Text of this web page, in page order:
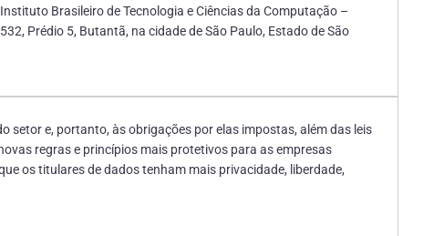
Brasileiro de Tecnologia e Ciências da Computação –
Prédio 5, Butantã, na cidade de São Paulo, Estado de São
setor e, portanto, às obrigações por elas impostas, além das leis
regras e princípios mais protetivos para as empresas
os titulares de dados tenham mais privacidade, liberdade,